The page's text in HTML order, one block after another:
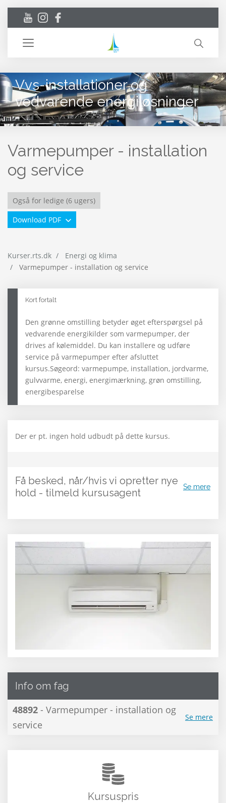
Toggle
Vvs-installationer og
vedvarende energiløsninger
Varmepumper - installation
og service
Også for ledige (6 ugers)
Download PDF
Kurser.rts.dk
Energi og klima
Varmepumper - installation og service
Kort fortalt
Den grønne omstilling betyder øget efterspørgsel på
vedvarende energikilder som varmepumper, der
drives af kølemiddel. Du kan installere og udføre
service på varmepumper efter afsluttet
kursus.Søgeord: varmepumpe, installation, jordvarme,
gulvvarme, energi, energimærkning, grøn omstilling,
energibesparelse
Der er pt. ingen hold udbudt på dette kursus.
Få besked, når/hvis vi opretter nye
hold - tilmeld kursusagent
Se mere
Info om fag
48892 - Varmepumper - installation og
service
Se mere
Kursuspris